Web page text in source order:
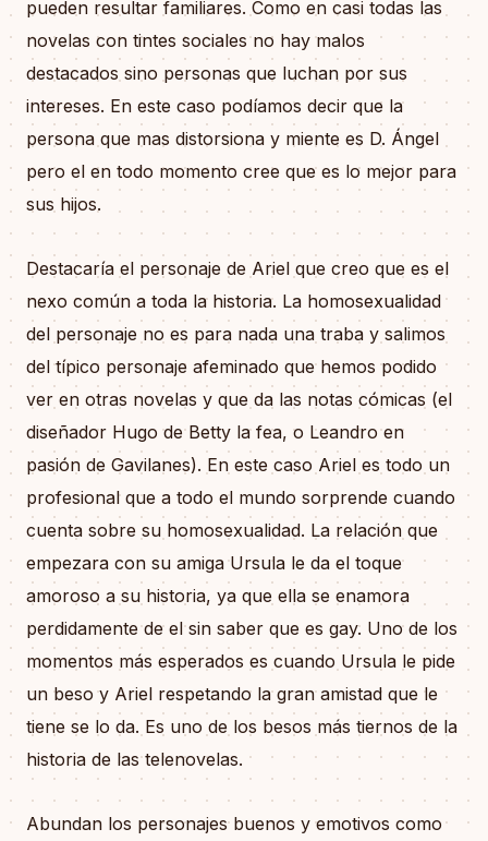
pueden resultar familiares. Como en casi todas las
novelas con tintes sociales no hay malos
destacados sino personas que luchan por sus
intereses. En este caso podíamos decir que la
persona que mas distorsiona y miente es D. Ángel
pero el en todo momento cree que es lo mejor para
sus hijos.
Destacaría el personaje de Ariel que creo que es el
nexo común a toda la historia. La homosexualidad
del personaje no es para nada una traba y salimos
del típico personaje afeminado que hemos podido
ver en otras novelas y que da las notas cómicas (el
diseñador Hugo de Betty la fea, o Leandro en
pasión de Gavilanes). En este caso Ariel es todo un
profesional que a todo el mundo sorprende cuando
cuenta sobre su homosexualidad. La relación que
empezara con su amiga Ursula le da el toque
amoroso a su historia, ya que ella se enamora
perdidamente de el sin saber que es gay. Uno de los
momentos más esperados es cuando Ursula le pide
un beso y Ariel respetando la gran amistad que le
tiene se lo da. Es uno de los besos más tiernos de la
historia de las telenovelas.
Abundan los personajes buenos y emotivos como